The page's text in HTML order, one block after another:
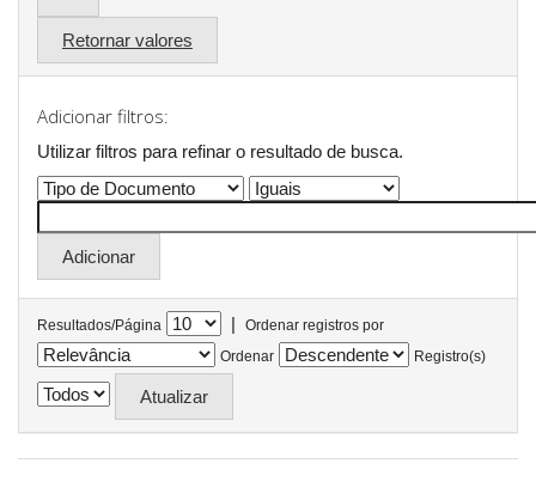
Retornar valores
Adicionar filtros:
Utilizar filtros para refinar o resultado de busca.
Resultados/Página |
Ordenar registros por
Ordenar
Registro(s)